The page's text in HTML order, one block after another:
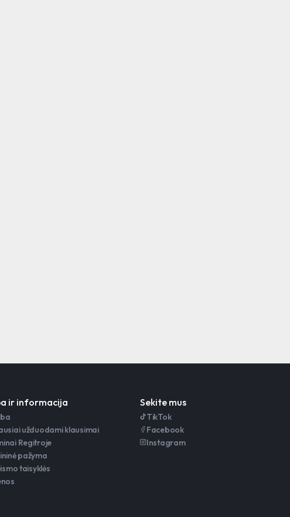
ir informacija
užduodami klausimai
Regitroje
pažyma
taisyklės
Sekite mus
TikTok
Facebook
Instagram